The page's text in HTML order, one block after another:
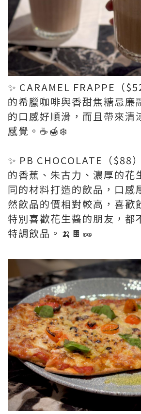
✨ CARAMEL FRAPPE（
的希臘咖啡與香甜焦糖忌廉
的口感好順滑，而且帶來清
感覺。☕🍯❄️
✨ PB CHOCOLATE（$88
的香蕉、朱古力、濃厚的花
同的材料打造的飲品，口感
然飲品的價相對較高，喜歡
特別喜歡花生醬的朋友，都
特調飲品。🍌🍫🥜